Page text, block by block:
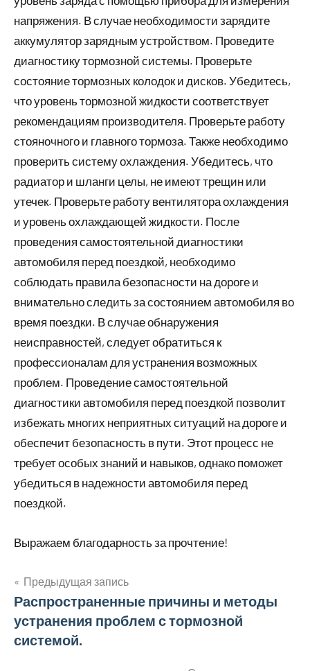
напряжения. В случае необходимости зарядите
аккумулятор зарядным устройством. Проведите
диагностику тормозной системы. Проверьте
состояние тормозных колодок и дисков. Убедитесь,
что уровень тормозной жидкости соответствует
рекомендациям производителя. Проверьте работу
стояночного и главного тормоза. Также необходимо
проверить систему охлаждения. Убедитесь, что
радиатор и шланги целы, не имеют трещин или
утечек. Проверьте работу вентилятора охлаждения
и уровень охлаждающей жидкости. После
проведения самостоятельной диагностики
автомобиля перед поездкой, необходимо
соблюдать правила безопасности на дороге и
внимательно следить за состоянием автомобиля во
время поездки. В случае обнаружения
неисправностей, следует обратиться к
профессионалам для устранения возможных
проблем. Проведение самостоятельной
диагностики автомобиля перед поездкой позволит
избежать многих неприятных ситуаций на дороге и
обеспечит безопасность в пути. Этот процесс не
требует особых знаний и навыков, однако поможет
убедиться в надежности автомобиля перед
поездкой.
Выражаем благодарность за прочтение!
Навигация
по
Предыдущая запись
Распространенные причины и методы
устранения проблем с тормозной
системой.